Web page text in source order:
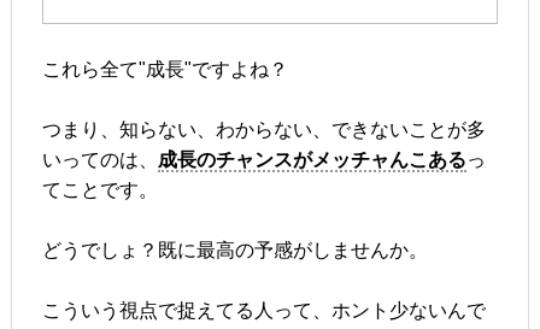
これら全て"成長"ですよね？
つまり、知らない、わからない、できないことが多
いってのは、 成長のチャンスがメッチャんこあるっ
てことです。
どうでしょ？既に最高の予感がしませんか。
こういう視点で捉えてる人って、ホント少ないんで